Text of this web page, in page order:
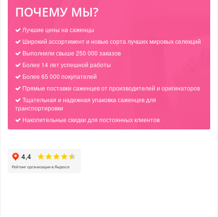
ПОЧЕМУ МЫ?
Лучшие цены на саженцы
Широкий ассортимент и новые сорта лучших мировых селекций
Выполнили свыше 250 000 заказов
Более 14 лет успешной работы
Более 65 000 покупателей
Прямые поставки саженцев от производителей и оригинаторов
Тщательная и надежная упаковка саженцев для
транспортировки
Накопительные скидки для постоянных клиентов